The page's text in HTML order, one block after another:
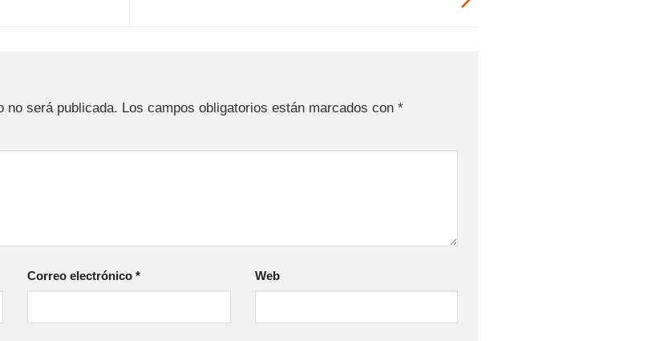
no será publicada. Los campos obligatorios están marcados con *
Correo electrónico* Web